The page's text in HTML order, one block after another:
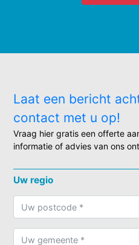
Laat een bericht
contact met u op!
Vraag hier gratis een offerte
informatie of advies van ons
Uw regio